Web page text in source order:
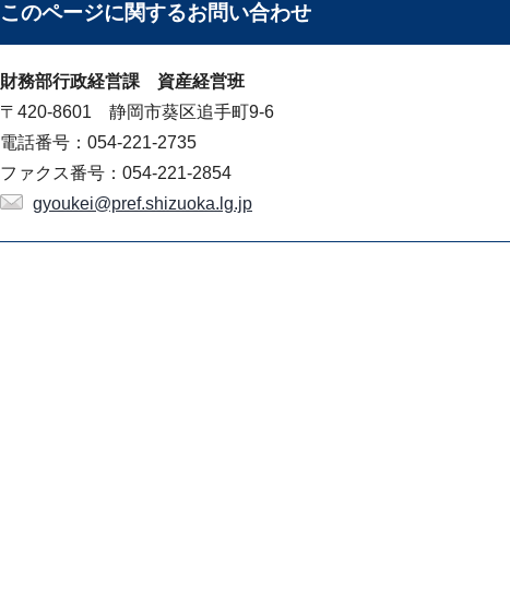
このページに関するお問い合わせ
財務部行政経営課 資産経営班
〒420-8601 静岡市葵区追手町9-6
電話番号：054-221-2735
ファクス番号：054-221-2854
gyoukei@pref.shizuoka.lg.jp